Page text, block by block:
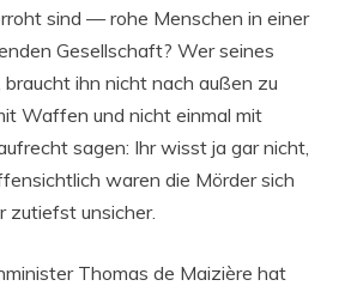
sind — rohe Menschen in einer
Gesellschaft? Wer seines
braucht ihn nicht nach außen zu
Waffen und nicht einmal mit
sagen: Ihr wisst ja gar nicht,
waren die Mörder sich
zutiefst unsicher.
Thomas de Maizière hat